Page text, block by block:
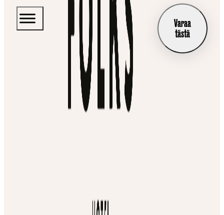
Varaa
tästä